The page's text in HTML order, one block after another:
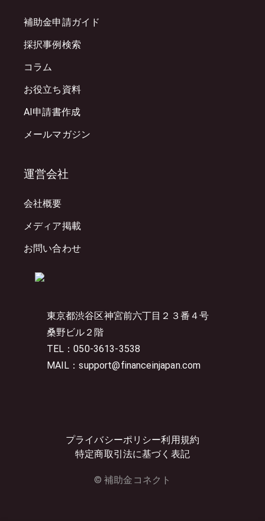
東京都渋谷区神宮前六丁目２３番４号
桑野ビル２階
TEL：050-3613-3538
MAIL：support@financeinjapan.com
プライバシーポリシー利用規約
特定商取引法に基づく表記
© 補助金コネクト
補助金申請ガイド
採択事例検索
コラム
お役立ち資料
AI申請書作成
メールマガジン
運営会社
会社概要
メディア掲載
お問い合わせ